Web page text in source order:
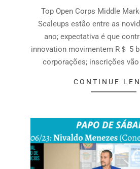
Top Open Corps Middle
Scaleups estão entre as
ano; expectativa é que
innovation movimentem R＄ 5
corporações; inscrições
CONTINUE